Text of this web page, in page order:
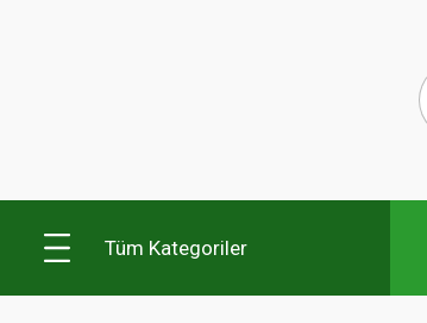
Tüm Kategoriler